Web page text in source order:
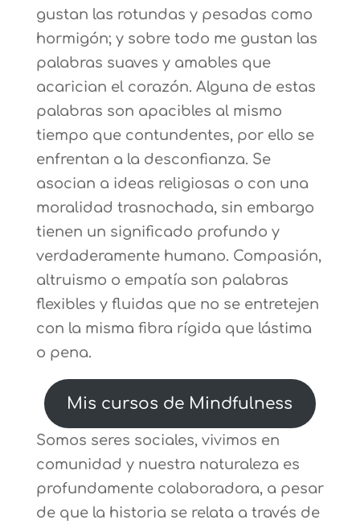
gustan las rotundas y pesadas como
hormigón; y sobre todo me gustan las
palabras suaves y amables que
acarician el corazón. Alguna de estas
palabras son apacibles al mismo
tiempo que contundentes, por ello se
enfrentan a la desconfianza. Se
asocian a ideas religiosas o con una
moralidad trasnochada, sin embargo
tienen un significado profundo y
verdaderamente humano. Compasión,
altruismo o empatía son palabras
flexibles y fluidas que no se entretejen
con la misma fibra rígida que lástima
o pena.
Mis cursos de Mindfulness
Somos seres sociales, vivimos en
comunidad y nuestra naturaleza es
profundamente colaboradora, a pesar
de que la historia se relata a través de